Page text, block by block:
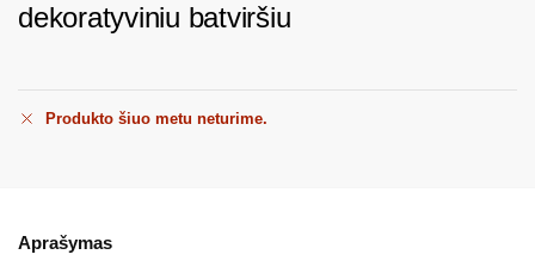
dekoratyviniu batviršiu
Produkto šiuo metu neturime.
Aprašymas